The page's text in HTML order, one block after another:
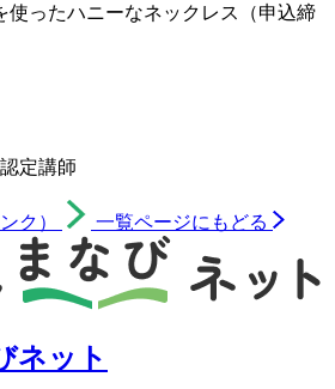
使ったハニーなネックレス（申込締
定講師
ク） 一覧ページにもどる
ネット